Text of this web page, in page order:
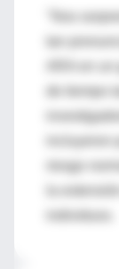
ARA en
de tiempo
riesgo